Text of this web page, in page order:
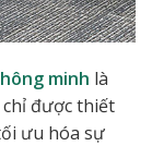
minh là
được thiết
ưu hóa sự